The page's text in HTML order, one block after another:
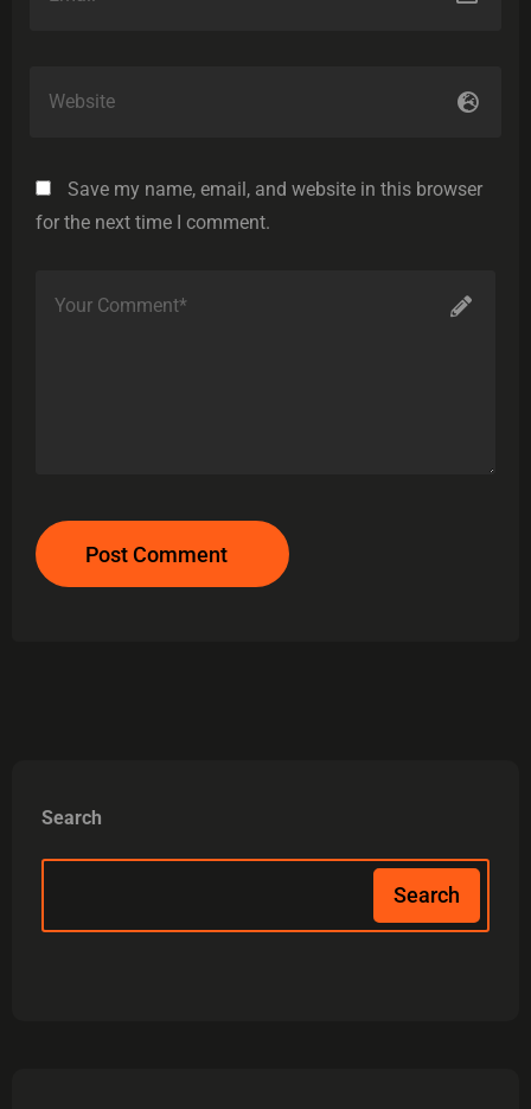
Save my name, email, and website in this browser
for the next time I comment.
Post Comment
Search
Search